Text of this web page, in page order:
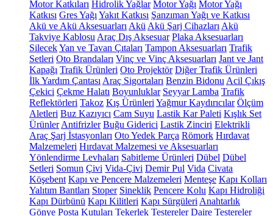
Motor Katkıları Hidrolik Yağlar Motor Yağı Motor Yağı
Katkısı Gres Yağı Yakıt Katkısı Şanzıman Yağı ve Katkısı
Akü ve Akü Aksesuarları Akü Akü Şarj Cihazları Akü
Takviye Kablosu Araç Dış Aksesuar Plaka Aksesuarları
SilecekYan ve Tavan Çıtaları Tampon Aksesuarları Trafik
Setleri Oto Brandaları Vinç ve Vinç Aksesuarları Jant ve Jant
Kapağı Trafik Ürünleri Oto Projektör Diğer Trafik Ürünleri
İlk Yardım Çantası Araç Sigortaları Benzin Bidonu Acil Çıkış
Çekici Çekme Halatı Boyunluklar Seyyar Lamba Trafik
Reflektörleri Takoz Kış Ürünleri Yağmur Kaydırıcılar Ölçüm
Aletleri Buz Kazıyıcı Cam Suyu Lastik Kar Paleti Kışlık Set
Ürünler Antifrizler Buğu Giderici Lastik Zinciri Elektrikli
Araç Şarj İstasyonları Oto Yedek Parça Römork Hırdavat
Malzemeleri Hırdavat Malzemesi ve Aksesuarları
Yönlendirme Levhaları Sabitleme Ürünleri Dübel Dübel
Setleri Somun Çivi Vida-Çivi Demir Pul Vida Civata
Köşebent Kapı ve Pencere Malzemeleri Menteşe Kapı Kolları
Yalıtım Bantları Stoper Sineklik Pencere Kolu Kapı Hidroliği
Kapı Dürbünü Kapı Kilitleri Kapı Sürgüleri Anahtarlık
Gönye Posta Kutuları Tekerlek Testereler Daire Testereler